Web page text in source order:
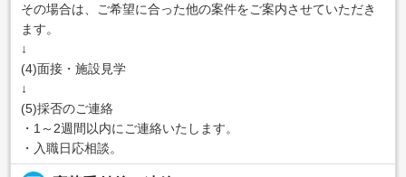
その場合は、ご希望に合った他の案件をご案内させていただき
ます。
↓
(4)面接・施設見学
↓
(5)採否のご連絡
・1～2週間以内にご連絡いたします。
・入職日応相談。